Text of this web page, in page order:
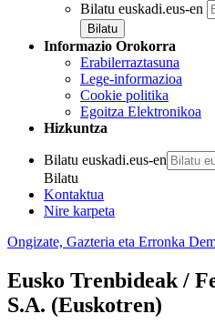
Bilatu euskadi.eus-en
Informazio Orokorra
Erabilerraztasuna
Lege-informazioa
Cookie politika
Egoitza Elektronikoa
Hizkuntza
Bilatu euskadi.eus-en
Bilatu
Kontaktua
Nire karpeta
Ongizate, Gazteria eta Erronka
Eusko Trenbideak /
S.A. (Euskotren)